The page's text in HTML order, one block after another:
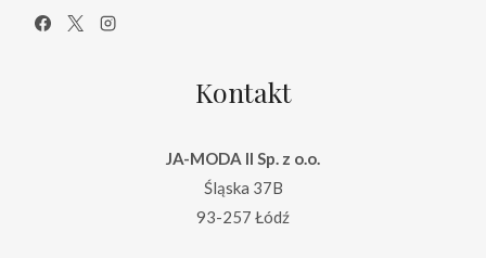
Kontakt
JA-MODA II Sp. z o.o.
Śląska 37B
93-257 Łódź